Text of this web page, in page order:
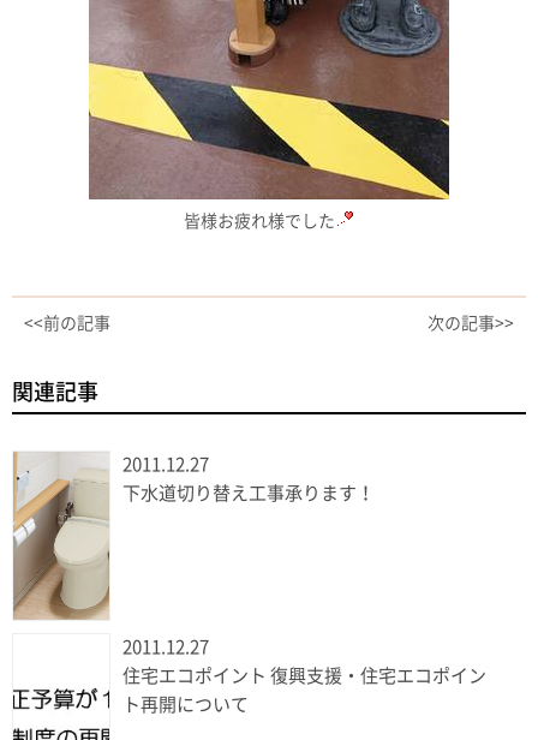
皆様お疲れ様でした
<<前の記事 次の記事>>
関連記事
2011.12.27
下水道切り替え工事承ります！
2011.12.27
住宅エコポイント 復興支援・住宅エコポイン
ト再開について